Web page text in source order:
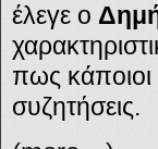
έλεγε ο
πως κάποιοι
συζητήσεις.